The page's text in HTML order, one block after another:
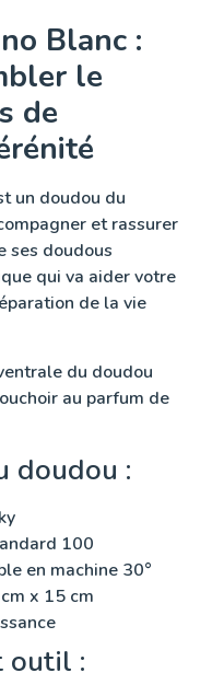
Blanc :
le
de
un doudou du
et rassurer
ses doudous
qui va aider votre
de la vie
du doudou
au parfum de
doudou :
100
en machine 30°
x 15 cm
outil :